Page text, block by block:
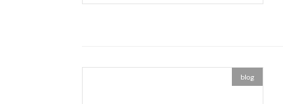
blog